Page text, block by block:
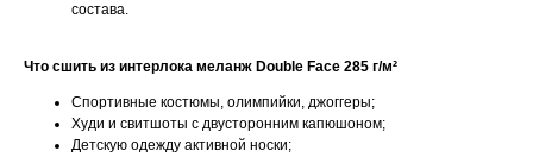
состава.
Что сшить из интерлока меланж Double Face 285 г/м²
Спортивные костюмы, олимпийки, джоггеры;
Худи и свитшоты с двусторонним капюшоном;
Детскую одежду активной носки;